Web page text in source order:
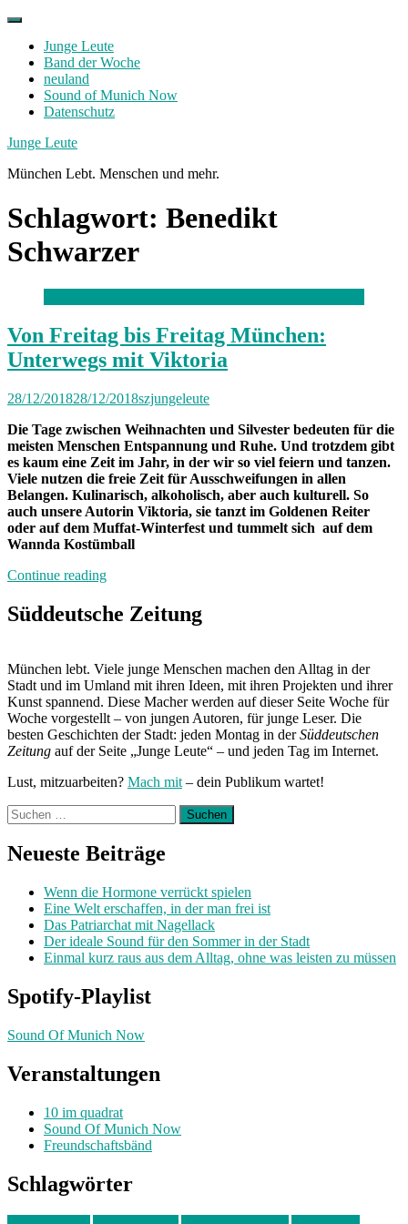
Skip
contentJunge Leute
Band der Woche
neuland
Sound of Munich Now
Datenschutz
Facebook
Twitter
Instagram
Junge Leute
München Lebt. Menschen und mehr.
Schlagwort: Benedikt
Schwarzer
Von Freitag bis Freitag München:
Unterwegs mit Viktoria
28/12/201828/12/2018szjungeleute
Die Tage zwischen Weihnachten und Silvester bedeuten für die
meisten Menschen Entspannung und Ruhe. Und trotzdem gibt
es kaum eine Zeit im Jahr, in der wir so viel feiern und tanzen.
Viele nutzen die freie Zeit für Ausschweifungen in allen
Belangen. Kulinarisch, alkoholisch, aber auch kulturell. So
auch unsere Autorin Viktoria, sie tanzt im Goldenen Reiter
oder auf dem Muffat-Winterfest und tummelt sich auf dem
Wannda Kostümball
Continue reading„Von
bis
Freitag
mit
Viktoria“
Süddeutsche Zeitung
München lebt. Viele junge Menschen machen den Alltag in der
Stadt und im Umland mit ihren Ideen, mit ihren Projekten und ihrer
Kunst spannend. Diese Macher werden auf dieser Seite Woche für
Woche vorgestellt – von jungen Autoren, für junge Leser. Die
besten Geschichten der Stadt: jeden Montag in derSüddeutschen
Zeitung auf der Seite „Junge Leute“ – und jeden Tag im Internet.
Lust, mitzuarbeiten? Mach mit – dein Publikum wartet!
Suchen
nach:
Neueste Beiträge
Wenn die Hormone verrückt spielen
Eine Welt erschaffen, in der man frei ist
Das Patriarchat mit Nagellack
Der ideale Sound für den Sommer in der Stadt
Einmal kurz raus aus dem Alltag, ohne was leisten zu müssen
Spotify-Playlist
Sound Of Munich Now
Veranstaltungen
10 im quadrat
Sound Of Munich Now
Freundschaftsbänd
Schlagwörter